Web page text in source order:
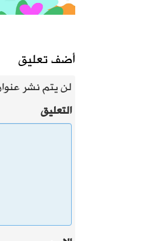
أضف تعليق
لن يتم نشر
التعليق